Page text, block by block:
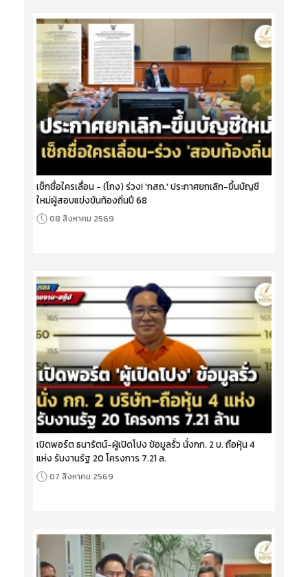
เช็กชื่อใครเลื่อน - (โกง) ร่วง! 'กสถ.' ประกาศยกเลิก-ขึ้นบัญชี
ใหม่ผู้สอบแข่งขันท้องถิ่นปี 68
08 สิงหาคม 2569
เปิดพอร์ต ธนารัตน์-ผู้เปิดโปง ข้อมูลรั่ว นั่งกก. 2 บ. ถือหุ้น 4
แห่ง รับงานรัฐ 20 โครงการ 7.21 ล.
07 สิงหาคม 2569